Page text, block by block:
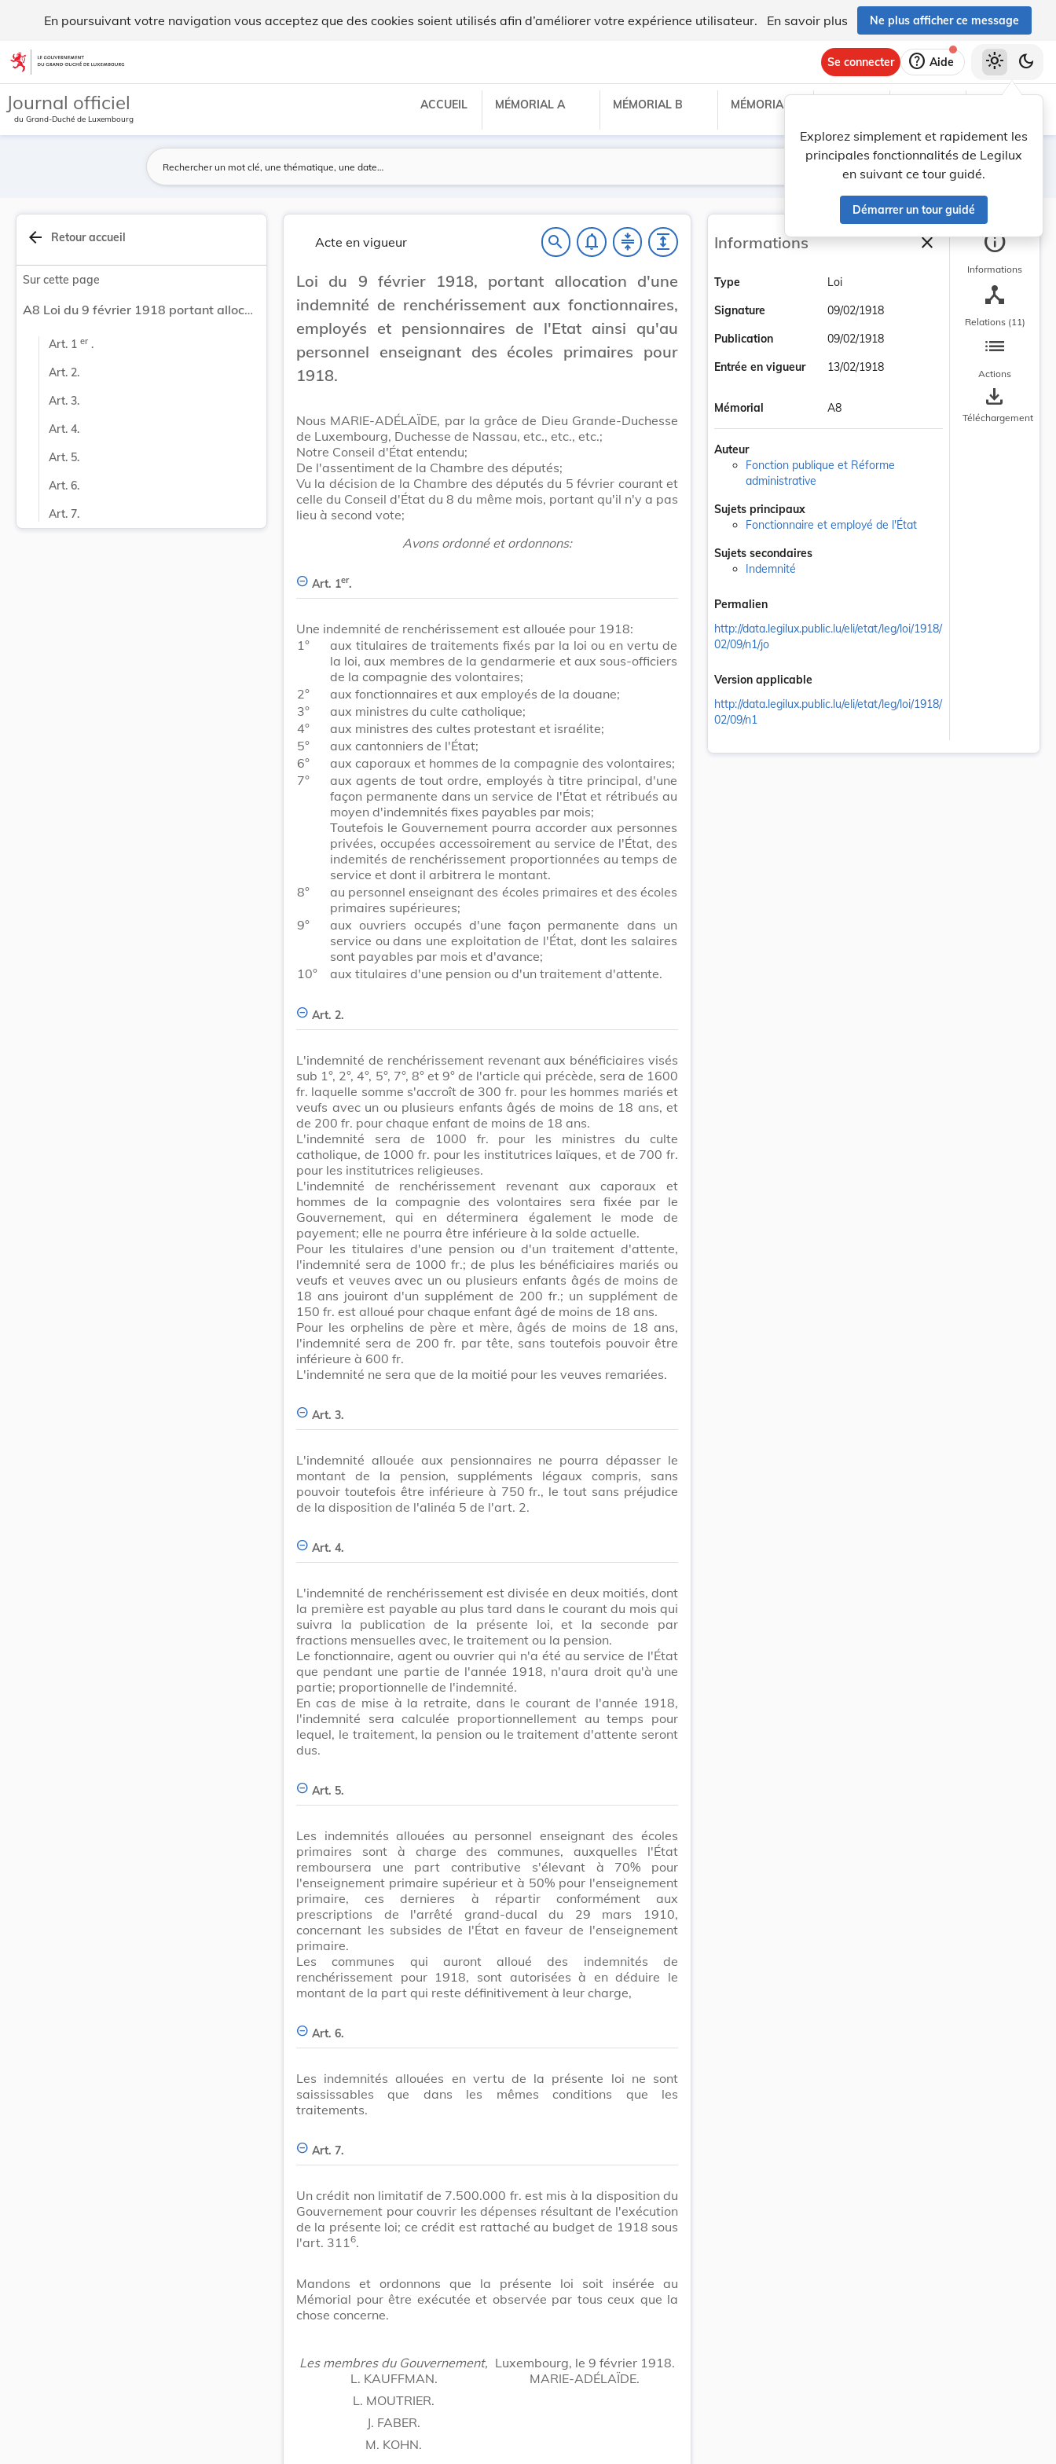
En poursuivant votre navigation vous acceptez que des cookies soient utilisés afin d’améliorer votre expérience utilisateur. En savoir plus Ne plus afficher ce message
Aller au contenu
Se connecter help Aide
Explorez simplement et rapidement les
principales fonctionnalités de Legilux
en suivant ce tour guidé.
Démarrer un tour guidé
light_mode dark_mode
Journal officiel
du Grand-Duché de Luxembourg
ACCUEIL MÉMORIAL A MÉMORIAL B MÉMORIAL C
Lancer la recherche
Filtres
arrow_back Retour accueil
Sur cette page
A8 Loi du 9 février 1918 portant allocation d'une indemnité de renchérissement aux fonctionnaires, employés et pensionnaires de l'Etat ainsi qu'au personnel enseignant des écoles primaires pour 1918.
Art. 1 er .
Art. 2.
Art. 3.
Art. 4.
Art. 5.
Art. 6.
Art. 7.
Acte en vigueur search notifications_none compress expand
Loi du 9 février 1918, portant allocation d'une
indemnité de renchérissement aux fonctionnaires,
employés et pensionnaires de l'Etat ainsi qu'au
personnel enseignant des écoles primaires pour
1918.
Nous MARIE-ADÉLAÏDE, par la grâce de Dieu Grande-Duchesse
de Luxembourg, Duchesse de Nassau, etc., etc., etc.;
Notre Conseil d'État entendu;
De l'assentiment de la Chambre des députés;
Vu la décision de la Chambre des députés du 5 février courant et
celle du Conseil d'État du 8 du même mois, portant qu'il n'y a pas
lieu à second vote;
Avons ordonné et ordonnons:
Art. 1er.
Une indemnité de renchérissement est allouée pour 1918:
1°
aux titulaires de traitements fixés par la loi ou en vertu de
la loi, aux membres de la gendarmerie et aux sous-officiers
de la compagnie des volontaires;
2°
aux fonctionnaires et aux employés de la douane;
3°
aux ministres du culte catholique;
4°
aux ministres des cultes protestant et israélite;
5°
aux cantonniers de l'État;
6°
aux caporaux et hommes de la compagnie des volontaires;
7°
aux agents de tout ordre, employés à titre principal, d'une
façon permanente dans un service de l'État et rétribués au
moyen d'indemnités fixes payables par mois;
Toutefois le Gouvernement pourra accorder aux personnes
privées, occupées accessoirement au service de l'État, des
indemités de renchérissement proportionnées au temps de
service et dont il arbitrera le montant.
8°
au personnel enseignant des écoles primaires et des écoles
primaires supérieures;
9°
aux ouvriers occupés d'une façon permanente dans un
service ou dans une exploitation de l'État, dont les salaires
sont payables par mois et d'avance;
10°
aux titulaires d'une pension ou d'un traitement d'attente.
Art. 2.
L'indemnité de renchérissement revenant aux bénéficiaires visés
sub 1°, 2°, 4°, 5°, 7°, 8° et 9° de l'article qui précède, sera de 1600
fr. laquelle somme s'accroît de 300 fr. pour les hommes mariés et
veufs avec un ou plusieurs enfants âgés de moins de 18 ans, et
de 200 fr. pour chaque enfant de moins de 18 ans.
L'indemnité sera de 1000 fr. pour les ministres du culte
catholique, de 1000 fr. pour les institutrices laïques, et de 700 fr.
pour les institutrices religieuses.
L'indemnité de renchérissement revenant aux caporaux et
hommes de la compagnie des volontaires sera fixée par le
Gouvernement, qui en déterminera également le mode de
payement; elle ne pourra être inférieure à la solde actuelle.
Pour les titulaires d'une pension ou d'un traitement d'attente,
l'indemnité sera de 1000 fr.; de plus les bénéficiaires mariés ou
veufs et veuves avec un ou plusieurs enfants âgés de moins de
18 ans jouiront d'un supplément de 200 fr.; un supplément de
150 fr. est alloué pour chaque enfant âgé de moins de 18 ans.
Pour les orphelins de père et mère, âgés de moins de 18 ans,
l'indemnité sera de 200 fr. par tête, sans toutefois pouvoir être
inférieure à 600 fr.
L'indemnité ne sera que de la moitié pour les veuves remariées.
Art. 3.
L'indemnité allouée aux pensionnaires ne pourra dépasser le
montant de la pension, suppléments légaux compris, sans
pouvoir toutefois être inférieure à 750 fr., le tout sans préjudice
de la disposition de l'alinéa 5 de l'art. 2.
Art. 4.
L'indemnité de renchérissement est divisée en deux moitiés, dont
la première est payable au plus tard dans le courant du mois qui
suivra la publication de la présente loi, et la seconde par
fractions mensuelles avec, le traitement ou la pension.
Le fonctionnaire, agent ou ouvrier qui n'a été au service de l'État
que pendant une partie de l'année 1918, n'aura droit qu'à une
partie; proportionnelle de l'indemnité.
En cas de mise à la retraite, dans le courant de l'année 1918,
l'indemnité sera calculée proportionnellement au temps pour
lequel, le traitement, la pension ou le traitement d'attente seront
dus.
Art. 5.
Les indemnités allouées au personnel enseignant des écoles
primaires sont à charge des communes, auxquelles l'État
remboursera une part contributive s'élevant à 70% pour
l'enseignement primaire supérieur et à 50% pour l'enseignement
primaire, ces dernieres à répartir conformément aux
prescriptions de l'arrêté grand-ducal du 29 mars 1910,
concernant les subsides de l'État en faveur de l'enseignement
primaire.
Les communes qui auront alloué des indemnités de
renchérissement pour 1918, sont autorisées à en déduire le
montant de la part qui reste définitivement à leur charge,
Art. 6.
Les indemnités allouées en vertu de la présente loi ne sont
saississables que dans les mêmes conditions que les
traitements.
Art. 7.
Un crédit non limitatif de 7.500.000 fr. est mis à la disposition du
Gouvernement pour couvrir les dépenses résultant de l'exécution
de la présente loi; ce crédit est rattaché au budget de 1918 sous
l'art. 311 6.
Mandons et ordonnons que la présente loi soit insérée au
Mémorial pour être exécutée et observée par tous ceux que la
chose concerne.
Les membres du Gouvernement,
L. KAUFFMAN.
L. MOUTRIER.
J. FABER.
M. KOHN.
Luxembourg, le 9 février 1918.
MARIE-ADÉLAÏDE.
Informations closeFermer la barre
Type
Loi
Signature
09/02/1918
Publication
09/02/1918
Entrée en vigueur
13/02/1918
Mémorial A8
Auteur
Fonction publique et Réforme
administrative
Sujets principaux
Fonctionnaire et employé de l'État
Sujets secondaires
Indemnité
Permalien
http://data.legilux.public.lu/eli/etat/leg/loi/1918/
02/09/n1/jo
Version applicable
http://data.legilux.public.lu/eli/etat/leg/loi/1918/
02/09/n1
info
Informations
device_hub
Relations (11)
list
Actions
save_alt
Téléchargement